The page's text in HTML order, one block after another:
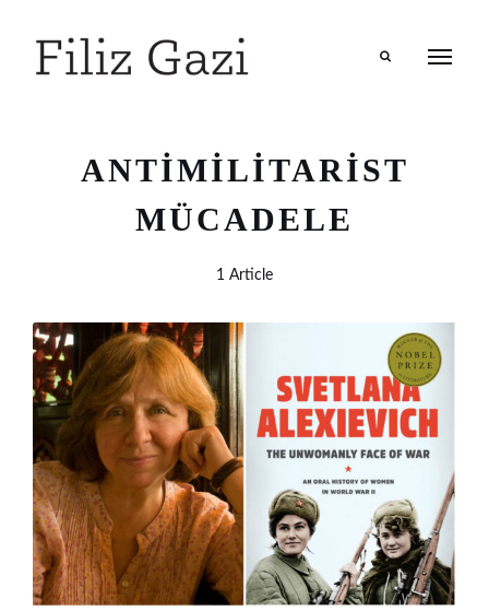
ANTIMILITARIST
MÜCADELE
1 Article